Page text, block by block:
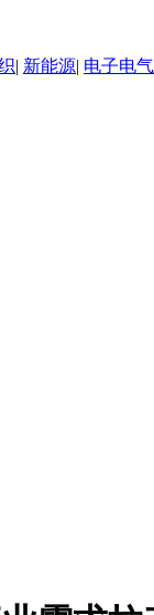
| 新能源| 电子电气